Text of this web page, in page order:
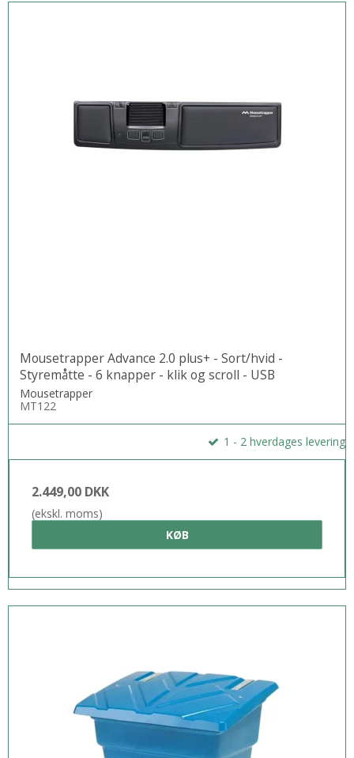
Mousetrapper Advance 2.0 plus+ - Sort/hvid -
Styremåtte - 6 knapper - klik og scroll - USB
Mousetrapper
MT122
1 - 2 hverdages levering
2.449,00 DKK
(ekskl. moms)
KØB